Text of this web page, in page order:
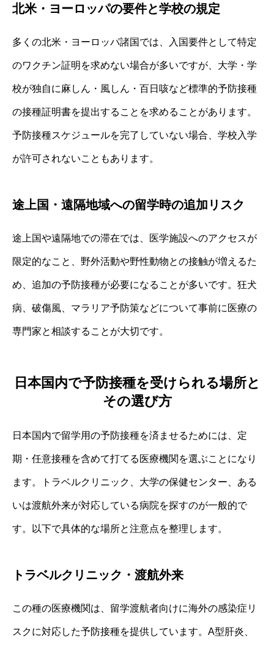
北米・ヨーロッパの要件と学校の規定
多くの北米・ヨーロッパ諸国では、入国要件として特定
のワクチン証明を求めない場合が多いですが、大学・学
校が独自に麻しん・風しん・百日咳など標準的予防接種
の接種証明書を提出することを求めることがあります。
予防接種スケジュールを完了していない場合、学校入学
が許可されないこともあります。
途上国・遠隔地域への留学時の追加リスク
途上国や遠隔地での滞在では、医学施設へのアクセスが
限定的なこと、野外活動や野性動物との接触が増えるた
め、追加の予防接種が必要になることが多いです。狂犬
病、破傷風、マラリア予防策などについて事前に医療の
専門家と相談することが大切です。
日本国内で予防接種を受けられる場所と
その選び方
日本国内で留学用の予防接種を済ませるためには、定
期・任意接種を含めて打てる医療機関を選ぶことになり
ます。トラベルクリニック、大学の保健センター、ある
いは渡航外来が対応している病院を探すのが一般的で
す。以下で具体的な場所と注意点を整理します。
トラベルクリニック・渡航外来
この種の医療機関は、留学渡航者向けに海外の感染症リ
スクに対応した予防接種を提供しています。A型肝炎、